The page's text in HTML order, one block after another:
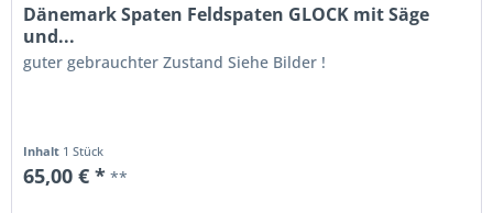
Dänemark Spaten Feldspaten GLOCK mit Säge
und...
guter gebrauchter Zustand Siehe Bilder !
Inhalt 1 Stück
65,00 € * **